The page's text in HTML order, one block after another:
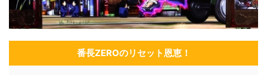
番長ZEROのリセット恩恵！